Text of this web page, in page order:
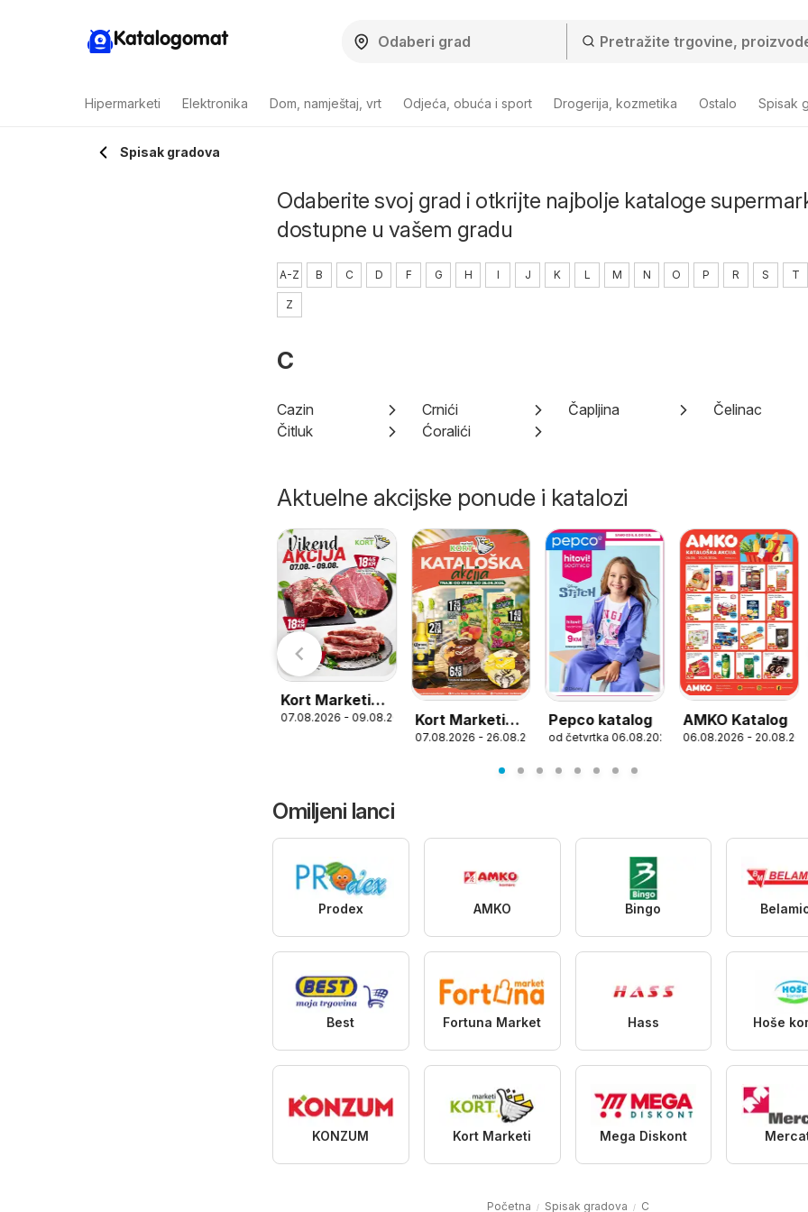
Katalogomat
Hipermarketi Elektronika Dom, namještaj, vrt Odjeća, obuća i sport Drogerija, kozmetika Ostalo Spisak
Spisak gradova
Odaberite svoj grad i otkrijte najbolje kataloge
dostupne u vašem gradu
A-Z B C D F G H I J K L M N O P R S T
Z
C
Cazin Crnići Čapljina
Čelinac
Čitluk
Ćoralići
Aktuelne akcijske ponude i katalozi
06.08.2026 - 10.08.2026
Kort Marketi
vikend akcija
07.08.2026 - 09.08.2026
Kort Marketi
Katalog
07.08.2026 - 26.08.2026
Pepco katalog
od četvrtka 06.08.2026
AMKO Katalog
06.08.2026 - 20.08.2026
Omiljeni lanci
Prodex AMKO Bingo
Best Fortuna Market Hass Hoše
KONZUM Kort Marketi Mega Diskont
Početna Spisak gradova C